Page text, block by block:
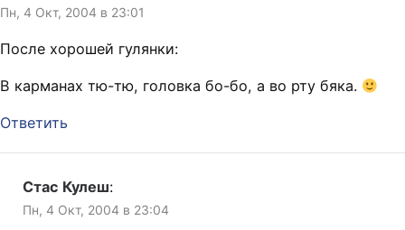
Пн, 4 Окт, 2004 в 23:01
После хорошей гулянки:
В карманах тю-тю, головка бо-бо, а во рту бяка.
Ответить
Стас Кулеш:
Пн, 4 Окт, 2004 в 23:04